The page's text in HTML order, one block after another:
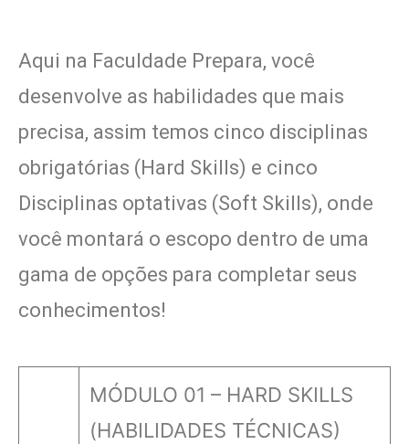
Aqui na Faculdade Prepara, você
desenvolve as habilidades que mais
precisa, assim temos cinco disciplinas
obrigatórias (Hard Skills) e cinco
Disciplinas optativas (Soft Skills), onde
você montará o escopo dentro de uma
gama de opções para completar seus
conhecimentos!
MÓDULO 01 – HARD SKILLS
(HABILIDADES TÉCNICAS)